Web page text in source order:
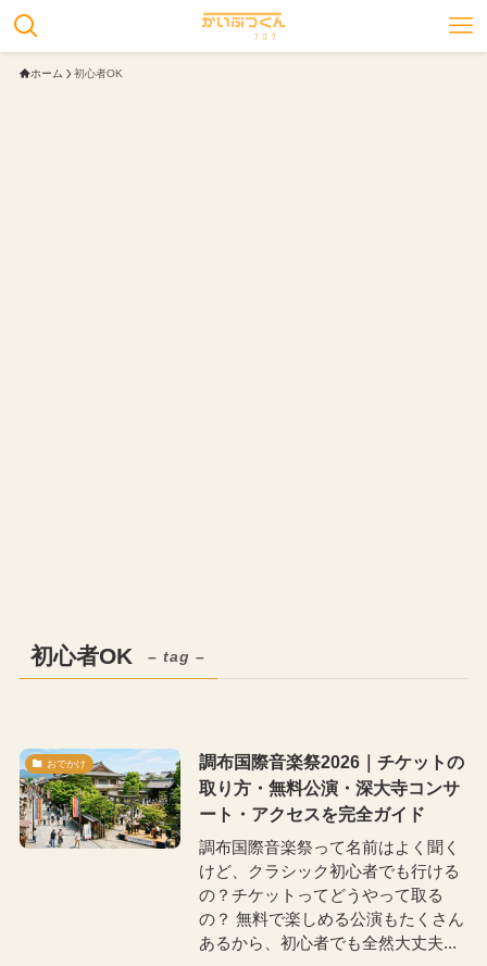
ホーム 初心者OK
初心者OK – tag –
おでかけ
調布国際音楽祭2026｜チケットの
取り方・無料公演・深大寺コンサ
ート・アクセスを完全ガイド
調布国際音楽祭って名前はよく聞く
けど、クラシック初心者でも行ける
の？チケットってどうやって取る
の？ 無料で楽しめる公演もたくさん
あるから、初心者でも全然大丈夫...